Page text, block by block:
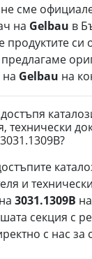
сме
на Gelbau в
продуктите си
Gelbau на
технически
и
3031.1309B
секция с
с нас